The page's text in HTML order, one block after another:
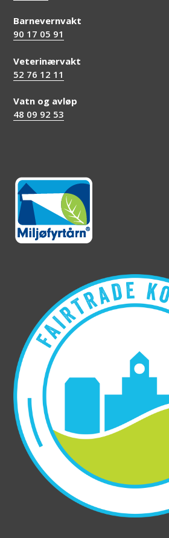
Barnevernvakt
90 17 05 91
Veterinærvakt
52 76 12 11
Vatn og avløp
48 09 92 53